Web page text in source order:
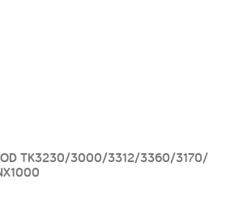
TK3230/3000/3312/3360/3170/